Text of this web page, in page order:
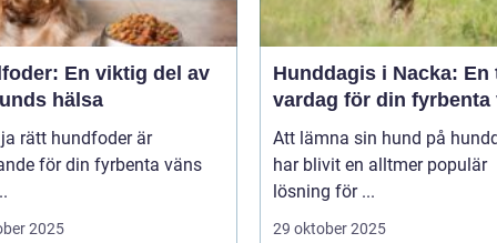
En viktig del av
hälsa
rätt hundfoder är
för din fyrbenta väns
2025
Hunddagis i Nacka: En
vardag för din fyrbenta
Att lämna sin hund på
har blivit en alltmer populär
lösning för ...
29 oktober 2025